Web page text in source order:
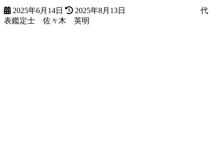
2025年6月14日 2025年8月13日
代
表鑑定士 佐々木 英明